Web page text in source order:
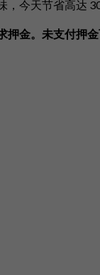
，今天节省高达
押金。未支付押金